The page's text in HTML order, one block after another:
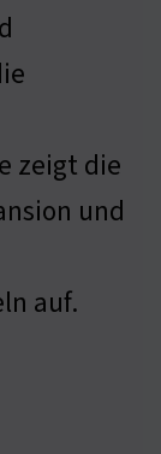
zeigt die
und
auf.